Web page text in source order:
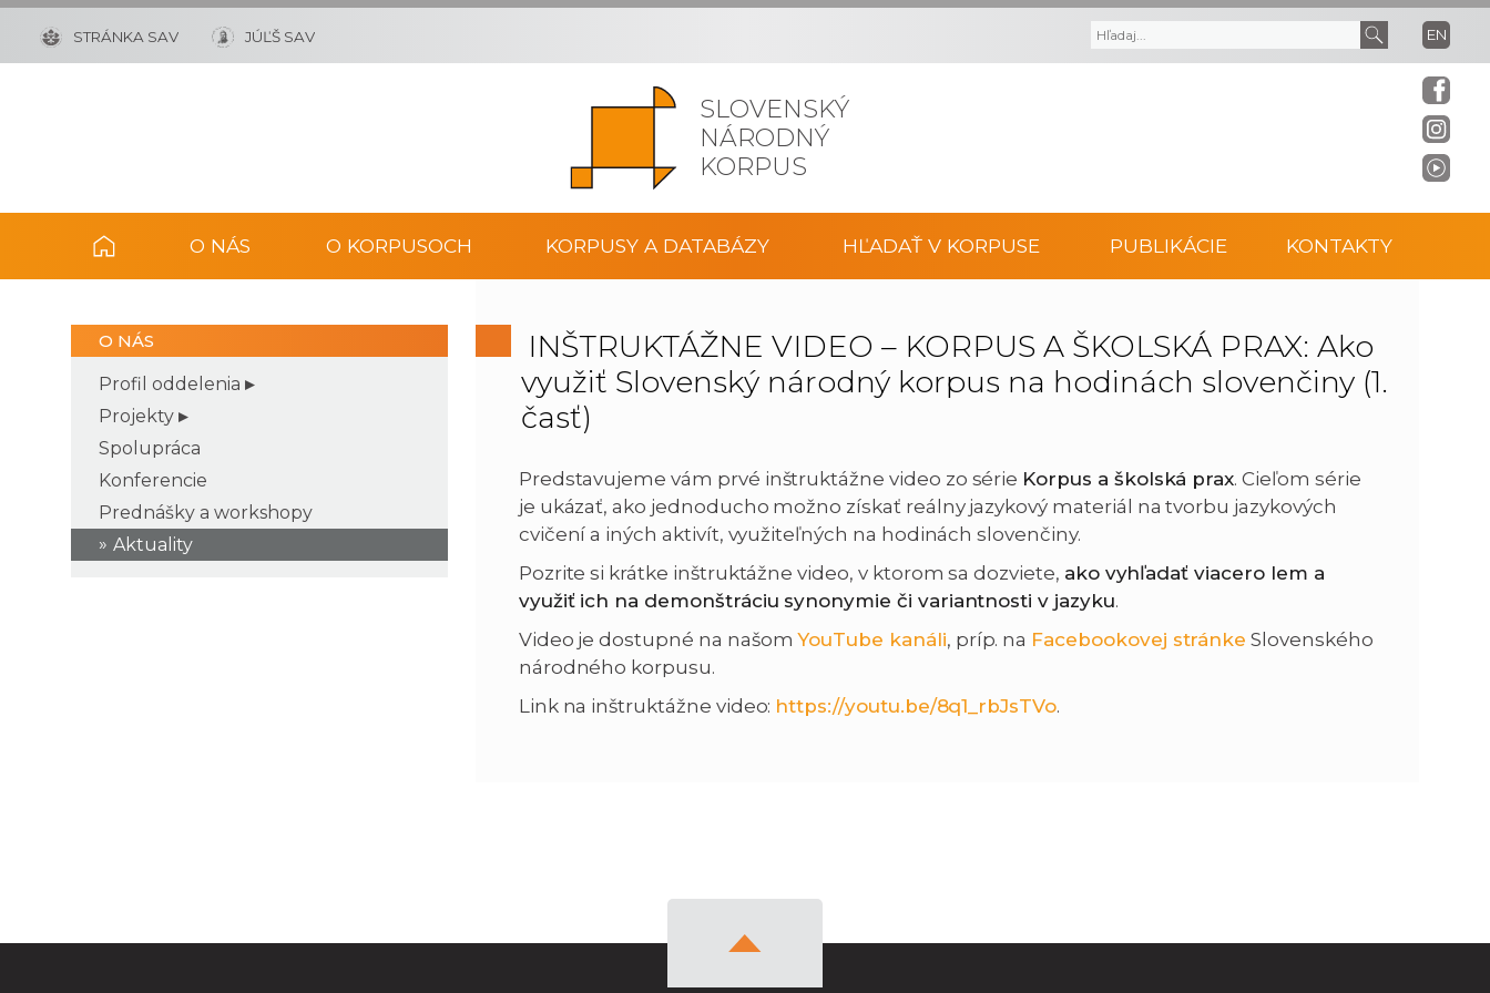
SLOVENSKÝ
NÁRODNÝ
KORPUS
STRÁNKA SAV JÚĽŠ SAV EN
ľ
á
i
ľ
a
x
O NÁS O KORPUSOCH KORPUSY A DATABÁZY HĽADAŤ V KORPUSE PUBLIKÁCIE KONTAKTY
O NÁS
Profil oddelenia
Projekty
Spolupráca
Konferencie
Prednášky a workshopy
Aktuality
INŠTRUKTÁŽNE VIDEO – KORPUS A ŠKOLSKÁ PRAX: Ako
využiť Slovenský národný korpus na hodinách slovenčiny (1.
časť)
Predstavujeme vám prvé inštruktážne video zo série Korpus a školská prax. Cieľom série
je ukázať, ako jednoducho možno získať reálny jazykový materiál na tvorbu jazykových
cvičení a iných aktivít, využiteľných na hodinách slovenčiny.
Pozrite si krátke inštruktážne video, v ktorom sa dozviete, ako vyhľadať viacero lem a
využiť ich na demonštráciu synonymie či variantnosti v jazyku.
Video je dostupné na našomYouTube kanáli, príp. na Facebookovej stránke Slovenského
národného korpusu.
Link na inštruktážne video: https://youtu.be/8q1_rbJsTVo.